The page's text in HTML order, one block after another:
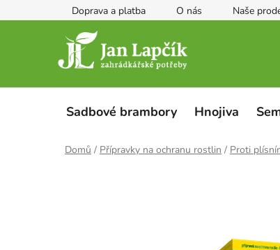
na
Doprava a platba O nás Naše
Sadbové brambory Hnojiva
Domů / Přípravky na ochranu rostlin / Proti